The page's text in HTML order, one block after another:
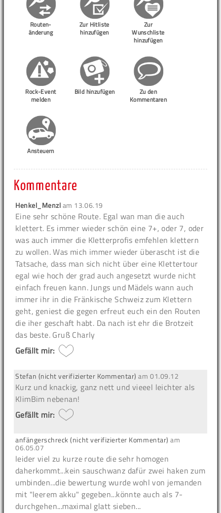
Routen-
änderung
Zur Hitliste
hinzufügen
Zur
Wunschliste
hinzufügen
Rock-Event
melden
Bild hinzufügen
Zu den
Kommentaren
Ansteuern
Kommentare
Henkel_Menzlam 13.06.19
Eine sehr schöne Route. Egal wan man die auch
klettert. Es immer wieder schön eine 7+, oder 7, oder
was auch immer die Kletterprofis emfehlen klettern
zu wollen. Was mich immer wieder überascht ist die
Tatsache, dass man sich nicht über eine Klettertour
egal wie hoch der grad auch angesetzt wurde nicht
einfach freuen kann. Jungs und Mädels wann auch
immer ihr in die Fränkische Schweiz zum Klettern
geht, geniest die gegen erfreut euch ein den Routen
die iher geschaft habt. Da nach ist ehr die Brotzeit
das beste. Gruß Charly
Gefällt mir:
Stefan (nicht verifizierter Kommentar) am01.09.12
Kurz und knackig, ganz nett und vieeel leichter als
KlimBim nebenan!
Gefällt mir:
anfängerschreck (nicht verifizierter Kommentar) am
06.05.07
leider viel zu kurze route die sehr homogen
daherkommt...kein sauschwanz dafür zwei haken zum
umbinden...die bewertung wurde wohl von jemanden
mit "leerem akku" gegeben...könnte auch als 7-
durchgehen...maximal glatt sieben...